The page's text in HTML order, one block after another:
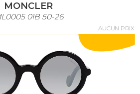
MONCLER
01B 50-26
AUCUN PRIX
-